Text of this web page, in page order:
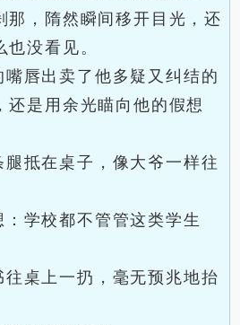
那，隋然瞬间移开目光，还
没看见。
唇出卖了他多疑又纠结的
还是用余光瞄向他的假想
抵在桌子，像大爷一样往
：学校都不管管这类学生
往桌上一扔，毫无预兆地抬